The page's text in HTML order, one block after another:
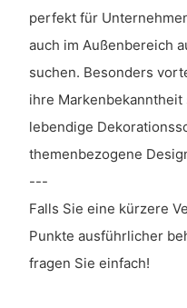
perfekt für
auch im Außenbereich
suchen. Besonders
ihre
lebendige
themenbezogene
---
Falls Sie eine kürzere
Punkte ausführlicher
fragen Sie einfach!